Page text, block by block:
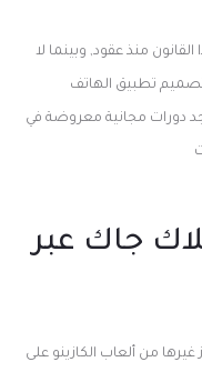
منذ عقود, وبينما لا
تصميم تطبيق الهاتف
دورات مجانية معروضة في
جاك عبر
من ألعاب الكازينو على